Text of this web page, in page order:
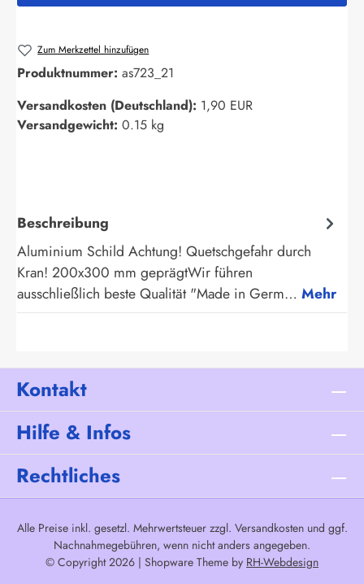
Zum Merkzettel hinzufügen
Produktnummer: as723_21
Versandkosten (Deutschland): 1,90 EUR
Versandgewicht: 0.15 kg
Beschreibung
Aluminium Schild Achtung! Quetschgefahr durch
Kran! 200x300 mm geprägtWir führen
ausschließlich beste Qualität "Made in Germ… Mehr
Kontakt
Hilfe & Infos
Rechtliches
Alle Preise inkl. gesetzl. Mehrwertsteuer zzgl. Versandkostenund ggf.
Nachnahmegebühren, wenn nicht anders angegeben.
© Copyright 2026 | Shopware Theme by RH-Webdesign